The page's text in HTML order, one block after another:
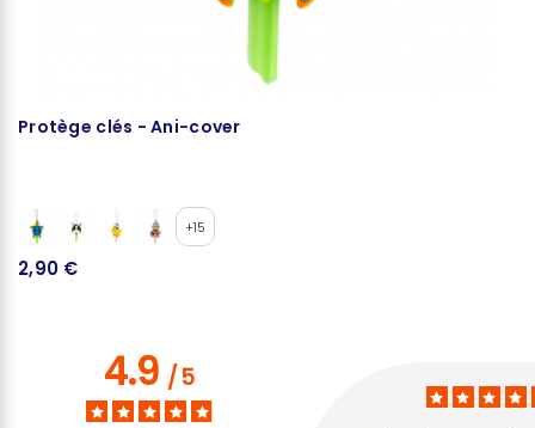
Protège clés - Ani-cover
+15
2,90 €
4.9/5